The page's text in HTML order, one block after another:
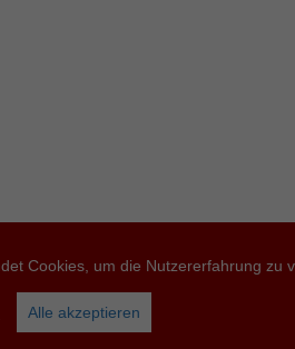
Cookies, um die Nutzererfahrung
Alle akzeptieren